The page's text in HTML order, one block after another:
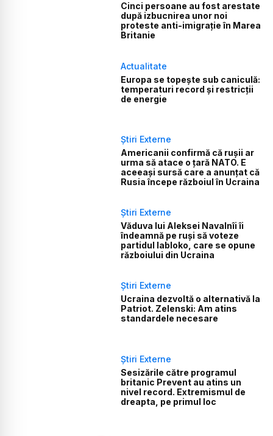
Cinci persoane au fost arestate
după izbucnirea unor noi
proteste anti-imigrație în Marea
Britanie
Actualitate
Europa se topește sub caniculă:
temperaturi record și restricții
de energie
Știri Externe
Americanii confirmă că rușii ar
urma să atace o țară NATO. E
aceeași sursă care a anunțat că
Rusia începe războiul în Ucraina
Știri Externe
Văduva lui Aleksei Navalnîi îi
îndeamnă pe ruși să voteze
partidul Iabloko, care se opune
războiului din Ucraina
Știri Externe
Ucraina dezvoltă o alternativă la
Patriot. Zelenski: Am atins
standardele necesare
Știri Externe
Sesizările către programul
britanic Prevent au atins un
nivel record. Extremismul de
dreapta, pe primul loc